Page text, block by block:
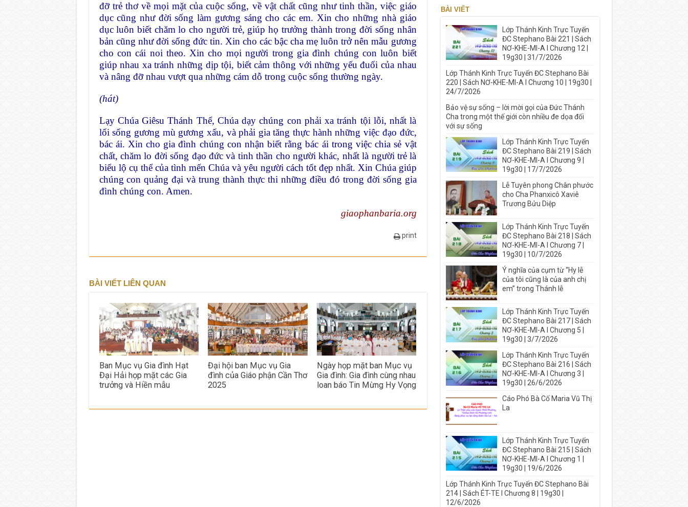
đỡ trẻ thơ về mọi mặt của cuộc sống, về vật chất cũng như tinh thần, việc giáo
dục cũng như đời sống làm gương sáng cho các em. Xin cho những nhà giáo
dục luôn biết chăm lo cho người trẻ, giúp họ trưởng thành trong đời sống nhân
bản cũng như đời sống đức tin. Xin cho các bậc cha mẹ luôn trở nên mẫu gương
cho con cái noi theo. Xin cho mọi người trong gia đình chúng con luôn biết
giúp nhau xa tránh những dịp tội, biết cảm thông với những yếu đuối của nhau
và nâng đỡ nhau vượt qua những cám dỗ trong cuộc sống thường ngày.
(hát)
Lạy Chúa Giêsu Thánh Thể, Chúa dạy chúng con phải xa tránh tội lỗi, nhất là
lối sống gương mù gương xấu, và phải gia tăng thực hành những việc đạo đức,
bác ái. Xin cho gia đình chúng con nhận biết rằng bác ái trong việc chia sẻ vật
chất, chăm lo đời sống đạo đức và tinh thần cho người khác, nhất là người trẻ là
biểu lộ cụ thể của tình mến Chúa và yêu người cách tốt đẹp nhất. Xin Chúa giúp
chúng con quảng đại và trung thành thực thi những điều đó trong đời sống gia
đình chúng con. Amen.
giaophanbaria.org
print
BÀI VIẾT LIÊN QUAN
Ban Mục vụ Gia đình Hạt
Đại Hải họp mặt các Gia
trưởng và Hiền mẫu
Đại hội ban Mục vụ Gia
đình của Giáo phận Cần Thơ
2025
Ngày họp mặt ban Mục vụ
Gia đình: Gia đình cùng nhau
loan báo Tin Mừng Hy Vọng
BÀI VIẾT
Lớp Thánh Kinh Trực Tuyến
ĐC Stephano Bài 221 | Sách
NƠ-KHE-MI-A I Chương 12 |
19g30 | 31/7/2026
Lớp Thánh Kinh Trực Tuyến ĐC Stephano Bài
220 | Sách NƠ-KHE-MI-A I Chương 10 | 19g30 |
24/7/2026
Bảo vệ sự sống – lời mời gọi của Đức Thánh
Cha trong một thế giới còn nhiều đe dọa đối
với sự sống
Lớp Thánh Kinh Trực Tuyến
ĐC Stephano Bài 219 | Sách
NƠ-KHE-MI-A I Chương 9 |
19g30 | 17/7/2026
Lễ Tuyên phong Chân phước
cho Cha Phanxicô Xaviê
Trương Bửu Diệp
Lớp Thánh Kinh Trực Tuyến
ĐC Stephano Bài 218 | Sách
NƠ-KHE-MI-A I Chương 7 |
19g30 | 10/7/2026
Ý nghĩa của cụm từ “Hy lễ
của tôi cũng là của anh chị
em” trong Thánh lễ
Lớp Thánh Kinh Trực Tuyến
ĐC Stephano Bài 217 | Sách
NƠ-KHE-MI-A I Chương 5 |
19g30 | 3/7/2026
Lớp Thánh Kinh Trực Tuyến
ĐC Stephano Bài 216 | Sách
NƠ-KHE-MI-A I Chương 3 |
19g30 | 26/6/2026
Cáo Phó Bà Cố Maria Vũ Thị
La
Lớp Thánh Kinh Trực Tuyến
ĐC Stephano Bài 215 | Sách
NƠ-KHE-MI-A I Chương 1 |
19g30 | 19/6/2026
Lớp Thánh Kinh Trực Tuyến ĐC Stephano Bài
214 | Sách ÉT-TE I Chương 8 | 19g30 |
12/6/2026